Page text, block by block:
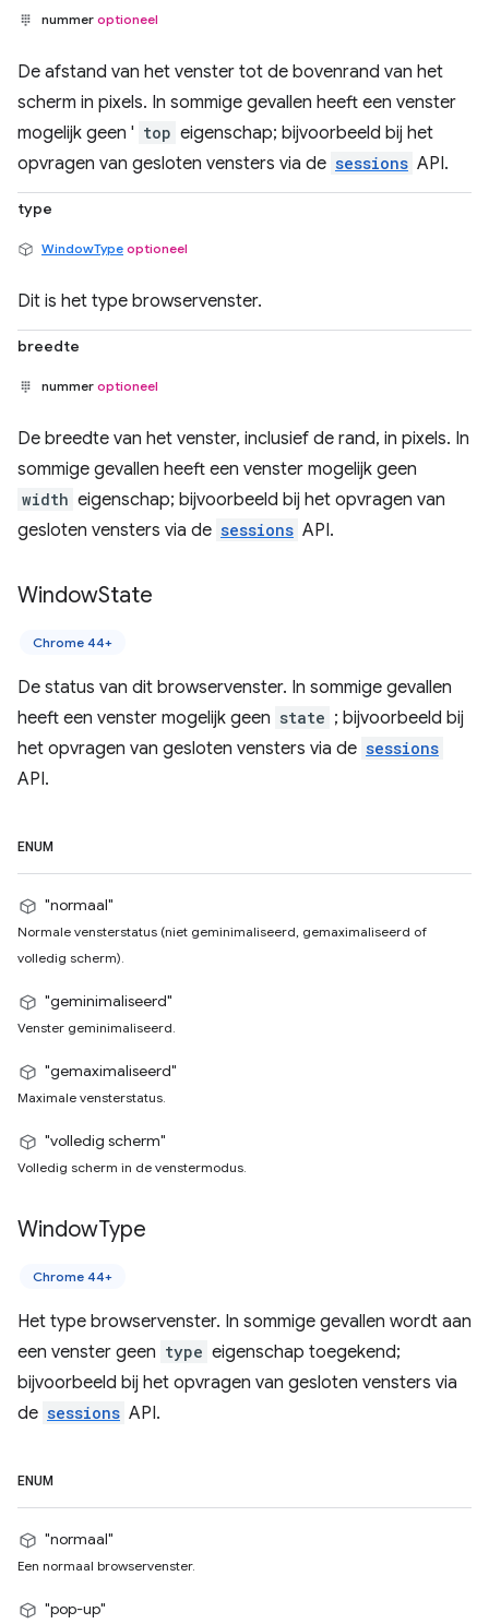
nummer optioneel
De afstand van het venster tot de bovenrand van het
scherm in pixels. In sommige gevallen heeft een venster
mogelijk geen ' top eigenschap; bijvoorbeeld bij het
opvragen van gesloten vensters via de sessions API.
type
WindowType optioneel
Dit is het type browservenster.
breedte
nummer optioneel
De breedte van het venster, inclusief de rand, in pixels. In
sommige gevallen heeft een venster mogelijk geen
width eigenschap; bijvoorbeeld bij het opvragen van
gesloten vensters via de sessions API.
WindowState
Chrome 44+
De status van dit browservenster. In sommige gevallen
heeft een venster mogelijk geen state ; bijvoorbeeld bij
het opvragen van gesloten vensters via de sessions
API.
ENUM
"normaal"
Normale vensterstatus (niet geminimaliseerd, gemaximaliseerd of
volledig scherm).
"geminimaliseerd"
Venster geminimaliseerd.
"gemaximaliseerd"
Maximale vensterstatus.
"volledig scherm"
Volledig scherm in de venstermodus.
WindowType
Chrome 44+
Het type browservenster. In sommige gevallen wordt aan
een venster geen type eigenschap toegekend;
bijvoorbeeld bij het opvragen van gesloten vensters via
de sessions API.
ENUM
"normaal"
Een normaal browservenster.
"pop-up"